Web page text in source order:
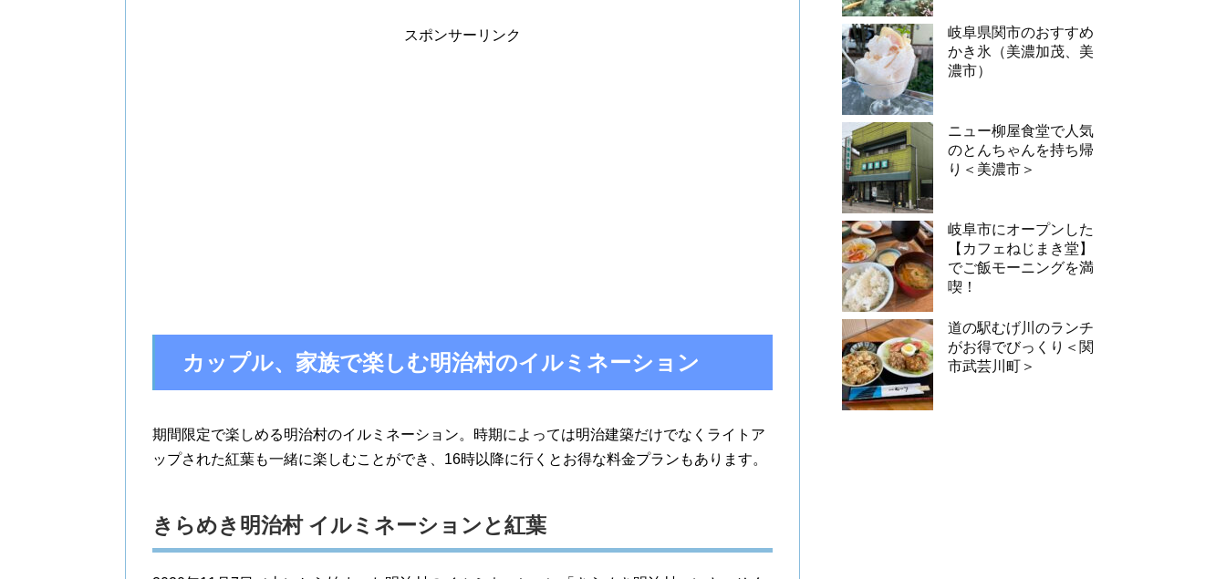
スポンサーリンク
カップル、家族で楽しむ明治村のイルミネーション
期間限定で楽しめる明治村のイルミネーション。時期によっては明治建築だけでなくライトア
ップされた紅葉も一緒に楽しむことができ、16時以降に行くとお得な料金プランもあります。
きらめき明治村 イルミネーションと紅葉
岐阜県関市のおすすめ
かき氷（美濃加茂、美
濃市）
ニュー柳屋食堂で人気
のとんちゃんを持ち帰
り＜美濃市＞
岐阜市にオープンした
【カフェねじまき堂】
でご飯モーニングを満
喫！
道の駅むげ川のランチ
がお得でびっくり＜関
市武芸川町＞